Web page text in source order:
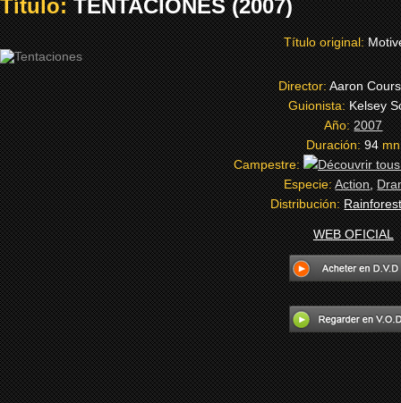
Título:TENTACIONES (2007)
Título original:
Director:Aaron
Guionista:Kelsey
Año:2007
Duración:94mn
Campestre:
Especie:Action,
Distribución:
WEB OFICIAL